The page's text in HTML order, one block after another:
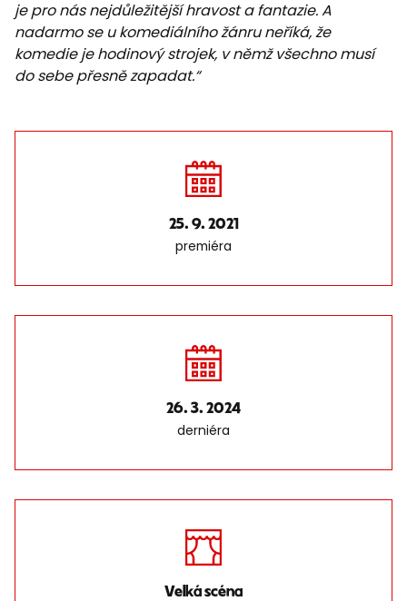
je pro nás nejdůležitější hravost a fantazie. A
nadarmo se u komediálního žánru neříká, že
komedie je hodinový strojek, v němž všechno musí
do sebe přesně zapadat.“
25. 9. 2021
premiéra
26. 3. 2024
derniéra
Velká scéna